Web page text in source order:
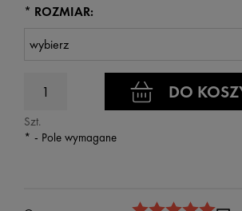
* ROZMIAR:
Szt.
DO
* - Pole wymagane